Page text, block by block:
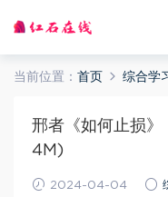
当前位置： 首页 综合学
邢者《如何止损
4M)
2024-04-04